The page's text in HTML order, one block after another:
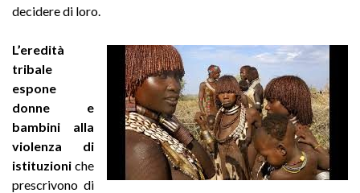
decidere di loro.
L’eredità
tribale
espone
donne e
bambini alla
violenza di
istituzioni che
prescrivono di